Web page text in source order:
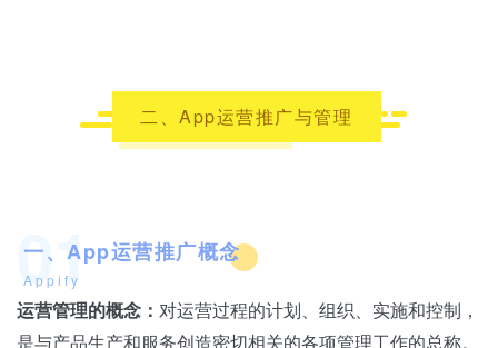
二、App运营推广与管理
01
一、App运营推广概念
Appify
运营管理的概念： 对运营过程的计划、组织、实施和控制，
是与产品生产和服务创造密切相关的各项管理工作的总称。